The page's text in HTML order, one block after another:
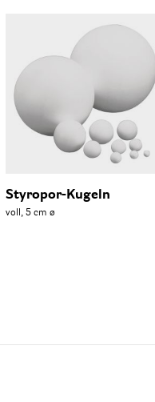
Styropor-Kugeln
voll, 5 cm ø